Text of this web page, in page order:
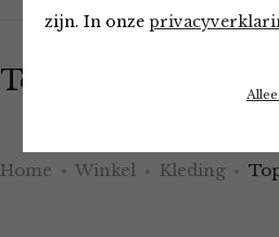
zijn. In onze
Tops en Blouses
Home Winkel Kleding